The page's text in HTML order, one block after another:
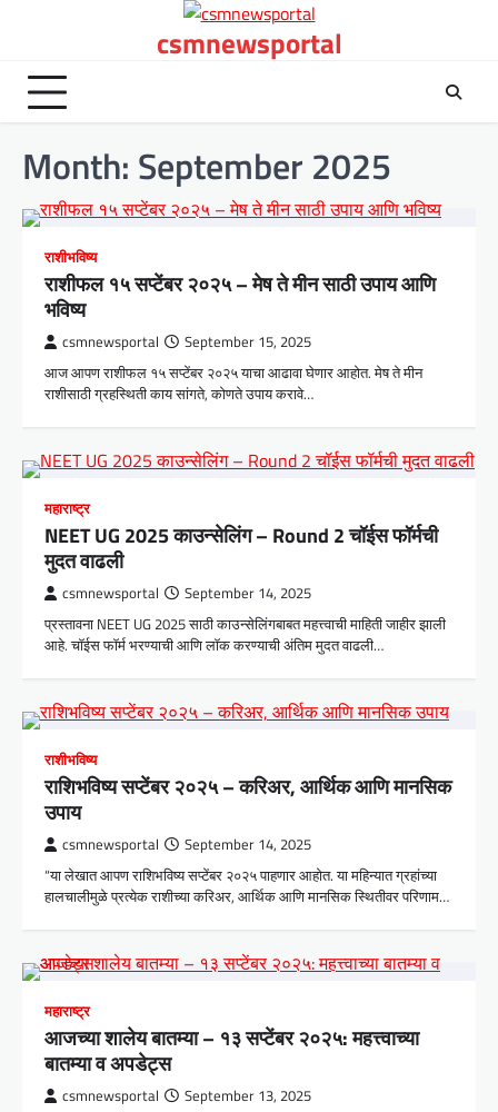
csmnewsportal
Month: September 2025
राशीभविष्य
राशीफल १५ सप्टेंबर २०२५ – मेष ते मीन साठी उपाय आणि
भविष्य
csmnewsportal September 15, 2025
आज आपण राशीफल १५ सप्टेंबर २०२५ याचा आढावा घेणार आहोत. मेष ते मीन
राशीसाठी ग्रहस्थिती काय सांगते, कोणते उपाय करावे…
महाराष्ट्र
NEET UG 2025 काउन्सेलिंग – Round 2 चॉईस फॉर्मची
मुदत वाढली
csmnewsportal September 14, 2025
प्रस्तावना NEET UG 2025 साठी काउन्सेलिंगबाबत महत्त्वाची माहिती जाहीर झाली
आहे. चॉईस फॉर्म भरण्याची आणि लॉक करण्याची अंतिम मुदत वाढली…
राशीभविष्य
राशिभविष्य सप्टेंबर २०२५ – करिअर, आर्थिक आणि मानसिक
उपाय
csmnewsportal September 14, 2025
“या लेखात आपण राशिभविष्य सप्टेंबर २०२५ पाहणार आहोत. या महिन्यात ग्रहांच्या
हालचालीमुळे प्रत्येक राशीच्या करिअर, आर्थिक आणि मानसिक स्थितीवर परिणाम…
महाराष्ट्र
आजच्या शालेय बातम्या – १३ सप्टेंबर २०२५: महत्त्वाच्या
बातम्या व अपडेट्स
csmnewsportal September 13, 2025